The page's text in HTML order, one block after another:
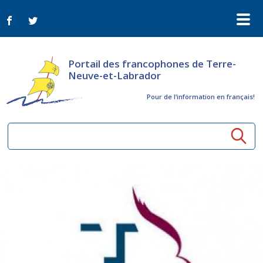
Portail des francophones de Terre-
Neuve-et-Labrador
Pour de l‘information en français!
Activités à distance
Arts et culture
Appels d'offres du secteur culturel
Plan de Développement Global